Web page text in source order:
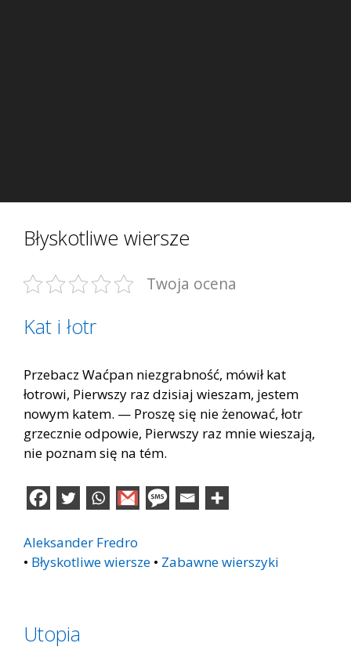
Błyskotliwe wiersze
Twoja ocena
Kat i łotr
Przebacz Waćpan niezgrabność, mówił kat
łotrowi, Pierwszy raz dzisiaj wieszam, jestem
nowym katem. — Proszę się nie żenować, łotr
grzecznie odpowie, Pierwszy raz mnie wieszają,
nie poznam się na tém.
Aleksander Fredro
• Błyskotliwe wiersze • Zabawne wierszyki
Utopia